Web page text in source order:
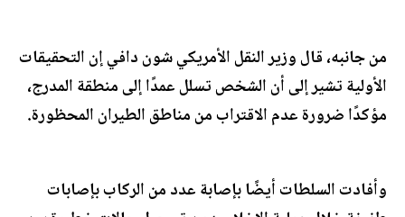
من جانبه، قال وزير النقل الأمريكي شون دافي إن التحقيقات
الأولية تشير إلى أن الشخص تسلل عمدًا إلى منطقة المدرج،
مؤكدًا ضرورة عدم الاقتراب من مناطق الطيران المحظورة.
وأفادت السلطات أيضًا بإصابة عدد من الركاب بإصابات